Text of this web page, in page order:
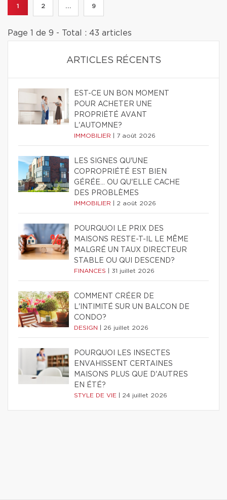
1 2 ... 9
Page 1 de 9 - Total : 43 articles
ARTICLES RÉCENTS
EST-CE UN BON MOMENT
POUR ACHETER UNE
PROPRIÉTÉ AVANT
L'AUTOMNE?
IMMOBILIER 7 août 2026
LES SIGNES QU'UNE
COPROPRIÉTÉ EST BIEN
GÉRÉE… OU QU'ELLE CACHE
DES PROBLÈMES
IMMOBILIER 2 août 2026
POURQUOI LE PRIX DES
MAISONS RESTE-T-IL LE MÊME
MALGRÉ UN TAUX DIRECTEUR
STABLE OU QUI DESCEND?
FINANCES 31 juillet 2026
COMMENT CRÉER DE
L'INTIMITÉ SUR UN BALCON DE
CONDO?
DESIGN 26 juillet 2026
POURQUOI LES INSECTES
ENVAHISSENT CERTAINES
MAISONS PLUS QUE D'AUTRES
EN ÉTÉ?
STYLE DE VIE 24 juillet 2026